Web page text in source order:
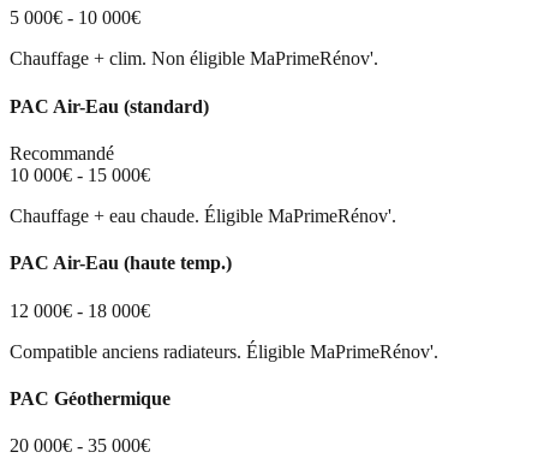
5 000€ - 10 000€
Chauffage + clim. Non éligible MaPrimeRénov'.
PAC Air-Eau (standard)
Recommandé
10 000€ - 15 000€
Chauffage + eau chaude. Éligible MaPrimeRénov'.
PAC Air-Eau (haute temp.)
12 000€ - 18 000€
Compatible anciens radiateurs. Éligible MaPrimeRénov'.
PAC Géothermique
20 000€ - 35 000€